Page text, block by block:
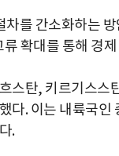
를 간소화하는
확대를 통해 경
스탄, 키르기스
다. 이는 내륙국
.